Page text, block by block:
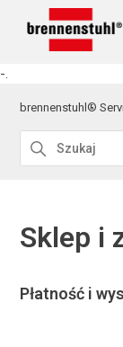
-.
brennenstuhl®
Sklep i
Płatność i